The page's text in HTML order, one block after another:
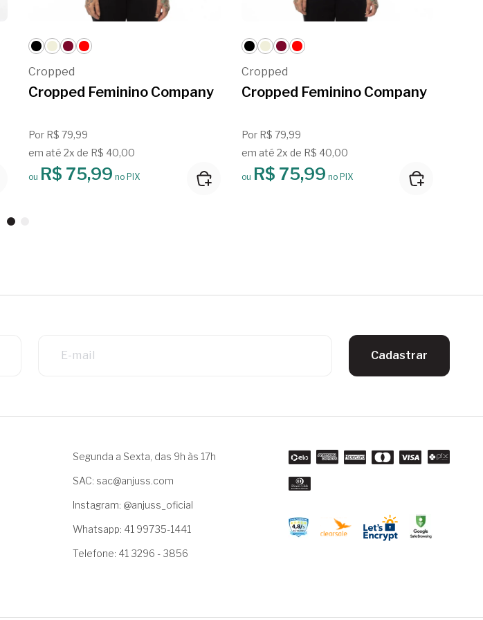
Cropped
Cropped Feminino Company
Por R$ 79,99
em até 2x de R$ 40,00
ou R$ 75,99 no PIX
Cropped
Cropped Feminino Company
Por R$ 79,99
em até 2x de R$ 40,00
ou R$ 75,99 no PIX
Cadastrar
Segunda a Sexta, das 9h às 17h
SAC: sac@anjuss.com
Instagram: @anjuss_oficial
Whatsapp: 41 99735-1441
Telefone: 41 3296 - 3856